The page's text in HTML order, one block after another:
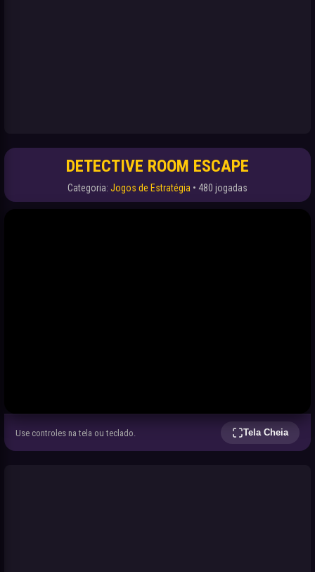
DETECTIVE ROOM ESCAPE
Categoria: Jogos de Estratégia • 480 jogadas
Use controles na tela ou teclado. Tela Cheia